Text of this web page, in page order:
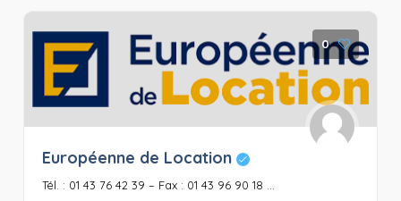
0
Européenne de Location
Tél. : 01 43 76 42 39 – Fax : 01 43 96 90 18 ...